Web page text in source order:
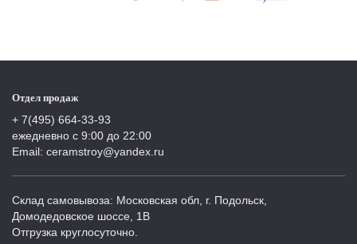
Отдел продаж
+ 7(495) 664-33-93
ежедневно с 9:00 до 22:00
Email: ceramstroy@yandex.ru
Склад самовывоза: Московская обл, г. Подольск,
Домодедовское шоссе, 1В
Отгрузка круглосуточно.